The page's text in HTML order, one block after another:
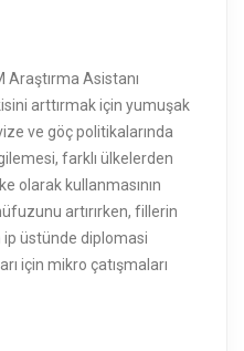
Araştırma Asistanı
arttırmak için yumuşak
ve göç politikalarında
farklı ülkelerden
olarak kullanmasının
artırırken, fillerin
ip üstünde diplomasi
için mikro çatışmaları